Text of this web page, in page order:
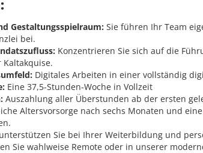
Gestaltungsspielraum: Sie führen Ihr Team
bei.
Konzentrieren Sie sich auf die
Digitales Arbeiten in einer vollständig
Eine 37,5-Stunden-Woche in Vollzeit
Auszahlung aller Überstunden ab der ersten
Altersvorsorge nach sechs Monaten und
Sie bei Ihrer Weiterbildung und
Sie wahlweise Remote oder in unserer